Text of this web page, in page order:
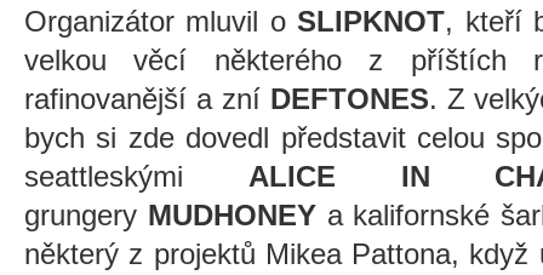
Organizátor mluvil oSLIPKNOT, kteří
velkou věcí některého z příštích
rafinovanější a zní DEFTONES. Z
bych si zde dovedl představit celou
seattleskými ALICE IN
grungery MUDHONEYa kalifornské
některý z projektů Mikea Pattona,